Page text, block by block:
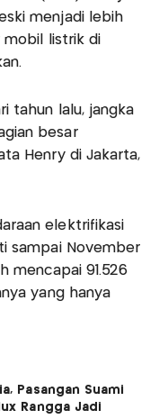
menjadi lebih
mobil listrik di
tahun lalu, jangka
besar
Henry di Jakarta,
elektrifikasi
sampai November
mencapai 91.526
yang hanya
Pasangan Suami
Rangga Jadi